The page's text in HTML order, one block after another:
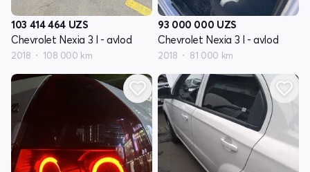
103 414 464 UZS
Chevrolet Nexia 3 I - avlod
2018 108 000 km
93 000 000 UZS
Chevrolet Nexia 3 I - avlod
2018 81 000 km